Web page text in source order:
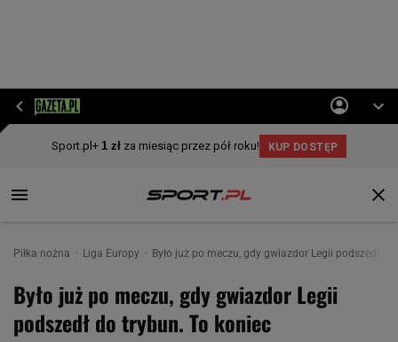
Piłka nożna Liga Europy Było już po meczu, gdy gwiazdor Legii podszedł
Było już po meczu, gdy gwiazdor Legii
podszedł do trybun. To koniec